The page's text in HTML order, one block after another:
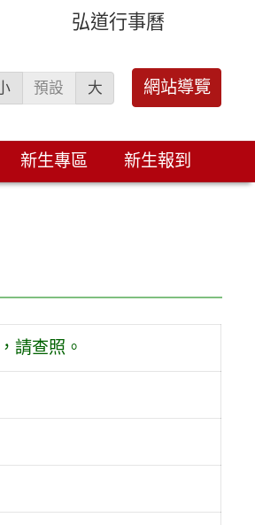
弘道行事曆
預設 大 網站導覽
新生專區 新生報到
請查照。